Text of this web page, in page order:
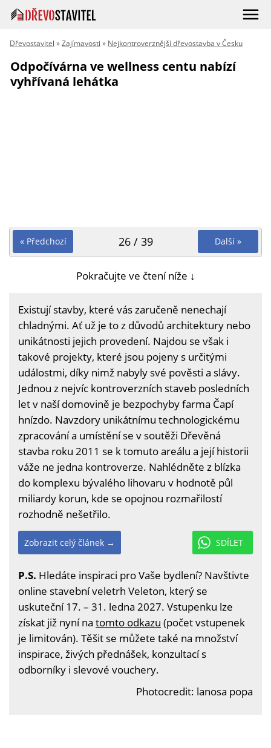
Dřevostavitel »Zajímavosti » Nejkontroverznější dřevostavba v Česku
Odpočívárna ve wellness centu nabízí
vyhřívaná lehátka
« Předchozí Další »
26 / 39
Pokračujte ve čtení níže ↓
Existují stavby, které vás zaručeně nenechají
chladnými. Ať už je to z důvodů architektury nebo
unikátnosti jejich provedení. Najdou se však i
takové projekty, které jsou pojeny s určitými
událostmi, díky nimž nabyly své pověsti a slávy.
Jednou z nejvíc kontroverzních staveb posledních
let v naší domovině je bezpochyby farma Čapí
hnízdo. Navzdory unikátnímu technologickému
zpracování a umístění se v soutěži Dřevěná
stavba roku 2011 se k tomuto areálu a její historii
váže ne jedna kontroverze. Nahlédněte z blízka
do komplexu bývalého lihovaru v hodnotě půl
miliardy korun, kde se opojnou rozmařilostí
rozhodně nešetřilo.
SDÍLET
Zobrazit celý článek →
P.S. Hledáte inspiraci pro Vaše bydlení? Navštivte
online stavební veletrh Veleton, který se
uskuteční 17. – 31. ledna 2027. Vstupenku lze
získat již nyní na tomto odkazu (počet vstupenek
je limitován). Těšit se můžete také na množství
inspirace, živých přednášek, konzultací s
odborníky i slevové vouchery.
Photocredit: lanosa popa